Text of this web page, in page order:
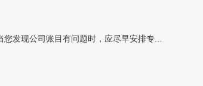
发现公司账目有问题时，应尽早安排专...